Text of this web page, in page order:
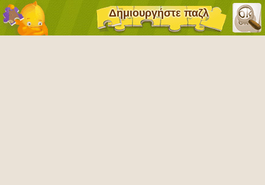
Δημιουργήστε παζλ